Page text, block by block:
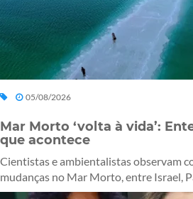
05/08/2026
Mar Morto ‘volta à vida’:
que acontece
Cientistas e ambientalistas observam
mudanças no Mar Morto, entre Israel,